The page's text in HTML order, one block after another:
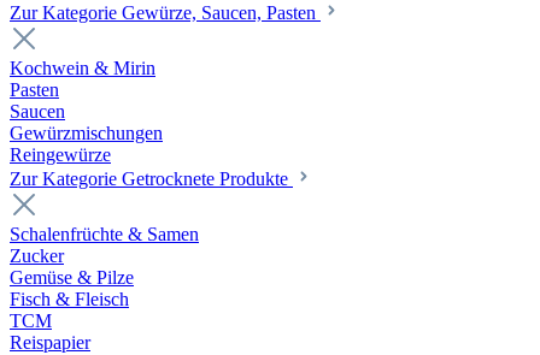
Zur Kategorie Gewürze, Saucen, Pasten
Kochwein & Mirin
Pasten
Saucen
Gewürzmischungen
Reingewürze
Zur Kategorie Getrocknete Produkte
Schalenfrüchte & Samen
Zucker
Gemüse & Pilze
Fisch & Fleisch
TCM
Reispapier